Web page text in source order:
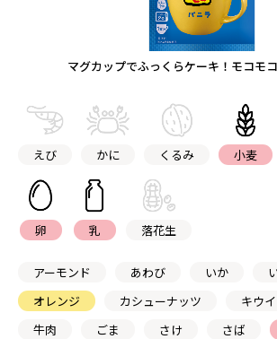
マグカップでふっくらケーキ！モコモ
えび かに くるみ 小麦
卵 乳 落花生
アーモンド あわび いか
オレンジ
カシューナッツ
キウ
牛肉
ごま さけ さば